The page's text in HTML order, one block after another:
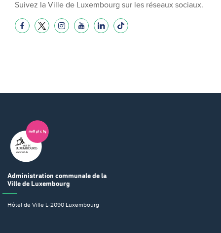
Suivez la Ville de Luxembourg sur les réseaux sociaux.
Administration communale de la
Ville de Luxembourg
Hôtel de Ville L-2090 Luxembourg